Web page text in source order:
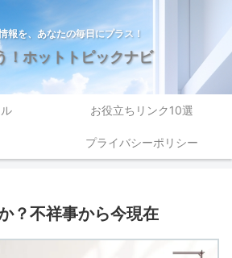
報を、あなたの毎日にプラス！
！ホットトピックナビ
お役立ちリンク10選
プライバシーポリシー
？不祥事から今現在